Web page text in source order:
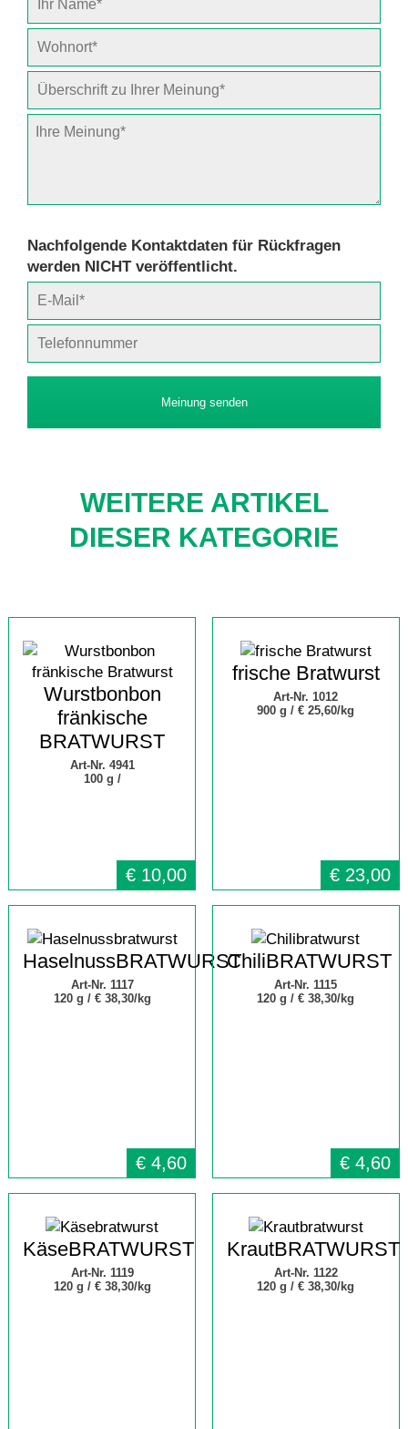
Nachfolgende Kontaktdaten für Rückfragen
werden NICHT veröffentlicht.
Meinung senden
WEITERE ARTIKEL
DIESER KATEGORIE
Wurstbonbon
fränkische
BRATWURST
Art-Nr. 4941
100 g /
€ 10,00
frische Bratwurst
Art-Nr. 1012
900 g /€ 25,60/kg
€ 23,00
HaselnussBRATWURST
Art-Nr. 1117
120 g / € 38,30/kg
€ 4,60
ChiliBRATWURST
Art-Nr. 1115
120 g /€ 38,30/kg
€ 4,60
KäseBRATWURST
Art-Nr. 1119
120 g / € 38,30/kg
KrautBRATWURST
Art-Nr. 1122
120 g /€ 38,30/kg